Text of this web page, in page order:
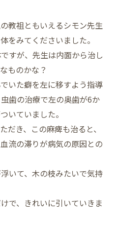
教祖ともいえるシモン先生
をみてくださいました。
すが、先生は内面から治し
ものかな？
いた癖を左に移すよう指導
歯の治療で左の奥歯が6か
いていました。
だき、この麻痺も治ると、
流の滞りが病気の原因との
いて、木の枝みたいで気持
で、きれいに引いていきま